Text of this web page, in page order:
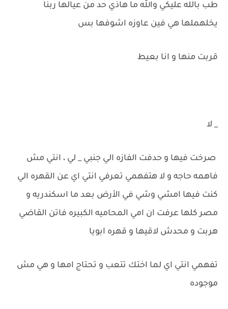
طب بالله عليكي والله ما هاذي حد من عيالها ربنا
يخلهملها هي فين عاوزه اشوفها بس
قربت منها و انا بعيط
_ لا
صرخت فيها و حدفت الفازه الي جنبي _ لي ، انتي مش
فاهمه حاجه و لا هتفهمي تعرفي انتي اي عن القهره الي
كنت فيها امشي وشي في الأرض بعد ما اسكندريه و
مصر كلها عرفت ان امي المحاميه الكبيره فاتن القاضي
هربت و محدش لاقيها و قهره ابويا
تفهمي انتي اي لما اختك تتعب و تحتاج امها و هي مش
موجوده